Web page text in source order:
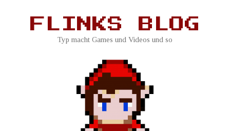
FLINKS BLOG
Typ macht Games und Videos und so